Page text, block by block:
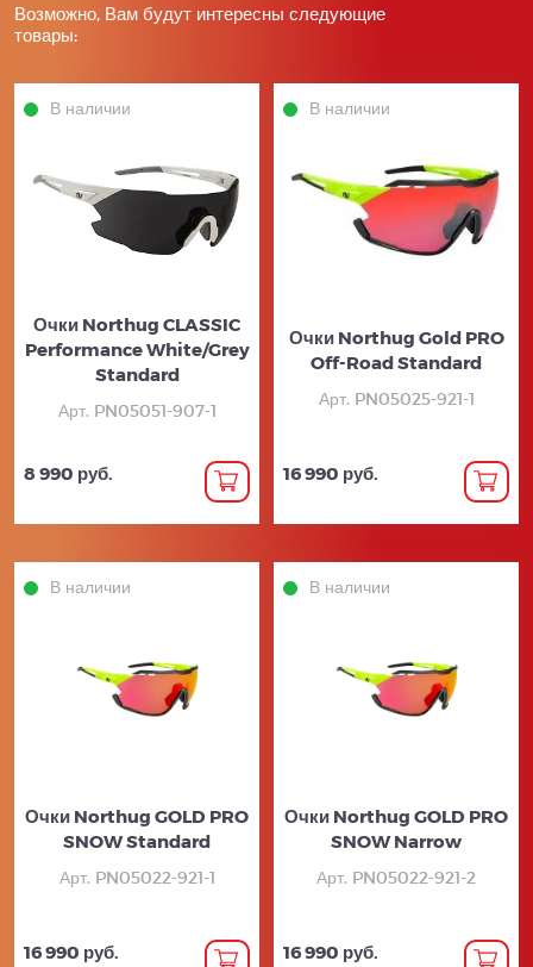
Возможно, Вам будут интересны следующие
товары:
В наличии
Очки Northug CLASSIC
Performance White/Grey
Standard
Арт. PN05051-907-1
8 990 руб.
В наличии
Очки Northug Gold PRO
Off-Road Standard
Арт. PN05025-921-1
16 990 руб.
В наличии
Очки Northug GOLD PRO
SNOW Standard
Арт. PN05022-921-1
16 990 руб.
В наличии
Очки Northug GOLD PRO
SNOW Narrow
Арт. PN05022-921-2
16 990 руб.